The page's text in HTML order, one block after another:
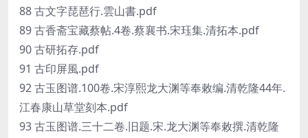
88 古文字琵琶行.雲山書.pdf
89 古香斋宝藏蔡帖.4卷.蔡襄书.宋珏集.清拓本.pdf
90 古研拓存.pdf
91 古印屏風.pdf
92 古玉图谱.100卷.宋淳熙龙大渊等奉敕编.清乾隆44年.
江春康山草堂刻本.pdf
93 古玉图谱.三十二卷.旧题.宋.龙大渊等奉敕撰.清乾隆